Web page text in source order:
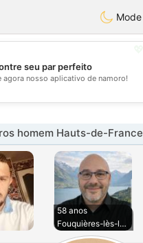
Taimerais
Mode
💕
seu par perfeito
agora nosso aplicativo de namoro!
homem Hauts-de-France
58 anos
Fouquières-lès-len